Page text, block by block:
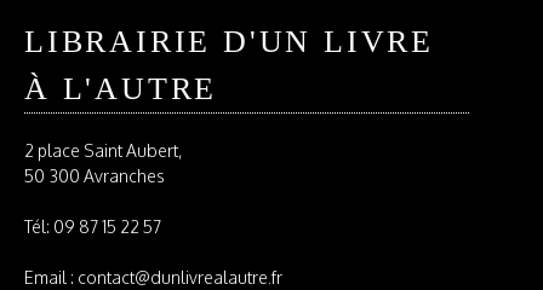
LIBRAIRIE D'UN LIVRE
À L'AUTRE
2 place Saint Aubert,
50 300 Avranches
Tél: 09 87 15 22 57
Email : contact@dunlivrealautre.fr